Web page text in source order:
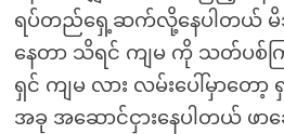
ရပ်တည်ရှေ့ဆက်လို့နေပါတယ် မိ
နေတာ သိရင် ကျမ ကို သတ်ပစ်က
ရှင် ကျမ လား လမ်းပေါ်မှာတော့
အခု အဆောင်ငှားနေပါတယ် ဖာခ